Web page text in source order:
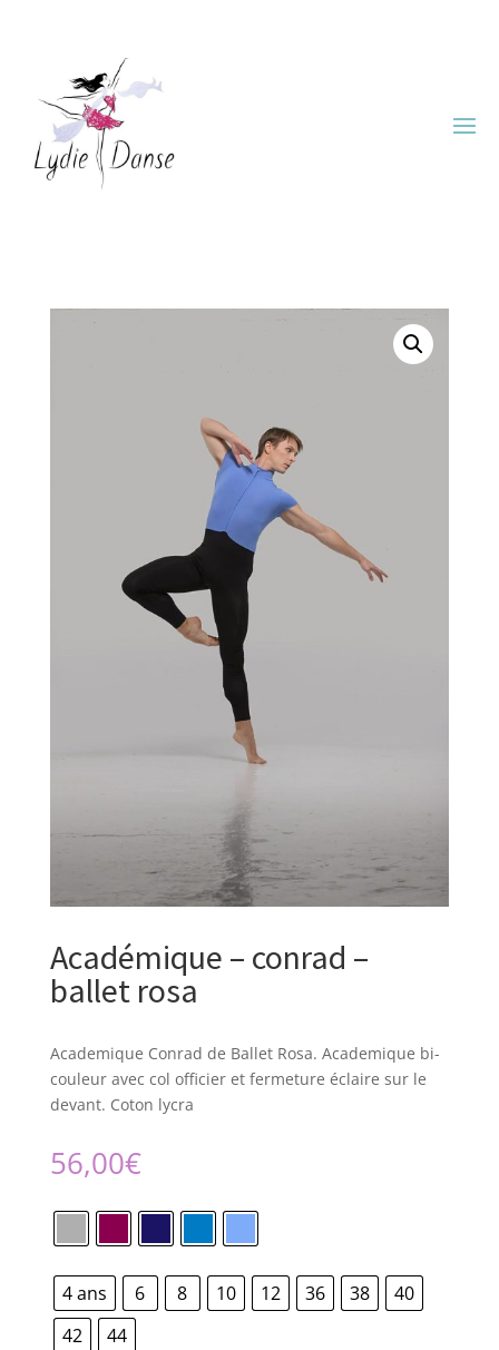
Académique – conrad –
ballet rosa
Academique Conrad de Ballet Rosa. Academique bi-
couleur avec col officier et fermeture éclaire sur le
devant. Coton lycra
56,00€
4 ans 6 8 10 12 36 38
40
42
44